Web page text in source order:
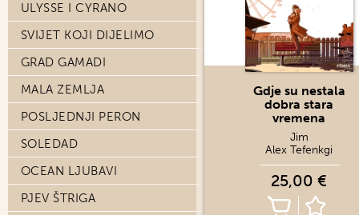
ULYSSE I CYRANO
SVIJET KOJI DIJELIMO
GRAD GAMADI
MALA ZEMLJA
POSLJEDNJI PERON
SOLEDAD
OCEAN LJUBAVI
PJEV ŠTRIGA
Gdje su nestala
dobra stara
vremena
Jim
Alex Tefenkgi
25,00 €